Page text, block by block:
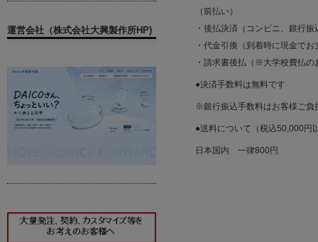
（前払い）
・後払決済（コンビニ、銀行
・代金引換（到着時に現金でお
・請求書後払（※大学校費払の
●決済手数料は無料です
※銀行振込手数料はお客様ご負
●送料について（税込50,000円
日本国内 一律800円
運営会社（株式会社大興製作所HP)